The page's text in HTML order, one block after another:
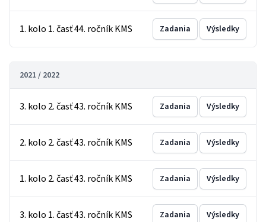
1. kolo 1. časť 44. ročník KMS Zadania Výsledky
2021 / 2022
3. kolo 2. časť 43. ročník KMS Zadania Výsledky
2. kolo 2. časť 43. ročník KMS Zadania Výsledky
1. kolo 2. časť 43. ročník KMS Zadania Výsledky
3. kolo 1. časť 43. ročník KMS Zadania Výsledky